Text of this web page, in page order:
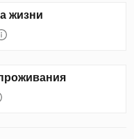
жизни